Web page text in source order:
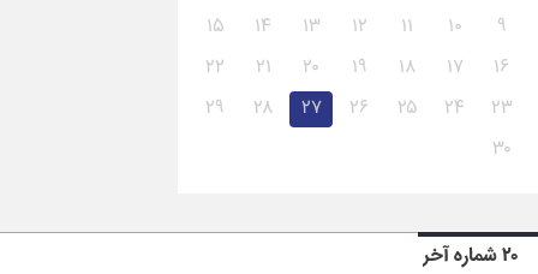
۹
۱۰ ۱۱ ۱۲ ۱۳ ۱۴
۱۵
۱۶
۱۷ ۱۸ ۱۹ ۲۰ ۲۱
۲۲
۲۳
۲۴ ۲۵ ۲۶ ۲۷ ۲۸
۲۹
۳۰
۲۰ شماره آخر